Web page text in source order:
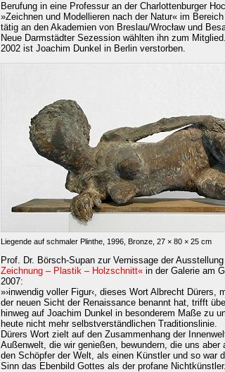
Berufung in eine Professur an der Charlottenburger
»Zeichnen und Modellieren nach der Natur« im
tätig an den Akademien von Breslau/Wrocław und
Neue Darmstädter Sezession wählten ihn zum Mitglied.
2002 ist Joachim Dunkel in Berlin verstorben.
Liegende auf schmaler Plinthe, 1996, Bronze, 27 × 80 × 25 cm
Prof. Dr. Börsch-Supan zur Vernissage der Ausstellung
Zeichnung – Plastik – Holzschnitt« in der Galerie am
2007:
»›inwendig voller Figur‹, dieses Wort Albrecht
der neuen Sicht der Renaissance benannt hat, trifft
hinweg auf Joachim Dunkel in besonderem Maße zu
heute nicht mehr selbstverständlichen Traditionslinie.
Dürers Wort zielt auf den Zusammenhang der
Außenwelt, die wir genießen, bewundern, die uns
den Schöpfer der Welt, als einen Künstler und so war
Sinn das Ebenbild Gottes als der profane